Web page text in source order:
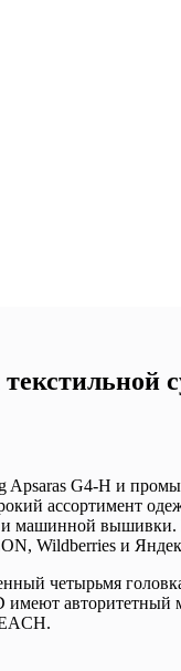
G4-H и
ассортимент
машинной
Wildberries и
четырьмя